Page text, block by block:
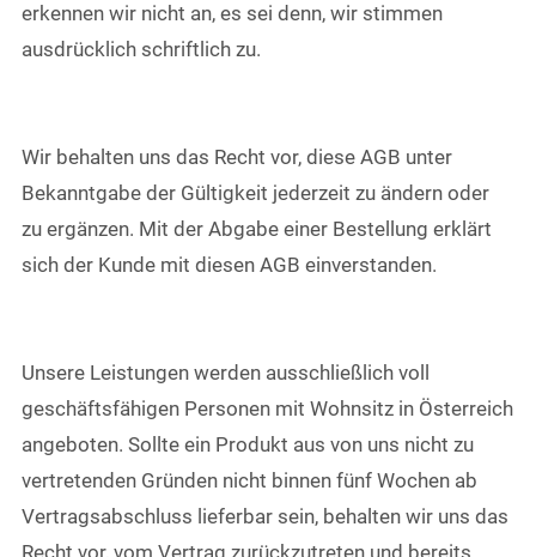
erkennen wir nicht an, es sei denn, wir stimmen
ausdrücklich schriftlich zu.
Wir behalten uns das Recht vor, diese AGB unter
Bekanntgabe der Gültigkeit jederzeit zu ändern oder
zu ergänzen. Mit der Abgabe einer Bestellung erklärt
sich der Kunde mit diesen AGB einverstanden.
Unsere Leistungen werden ausschließlich voll
geschäftsfähigen Personen mit Wohnsitz in Österreich
angeboten. Sollte ein Produkt aus von uns nicht zu
vertretenden Gründen nicht binnen fünf Wochen ab
Vertragsabschluss lieferbar sein, behalten wir uns das
Recht vor, vom Vertrag zurückzutreten und bereits